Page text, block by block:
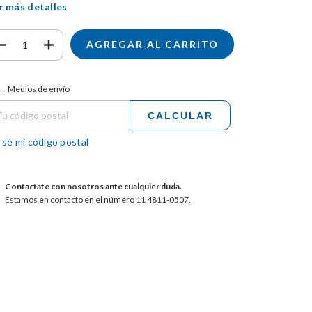
más detalles
para el CP:
Medios de envío
CALCULAR
sé mi código postal
Contactate con nosotros ante cualquier duda.
Estamos en contacto en el número 11 4811-0507.